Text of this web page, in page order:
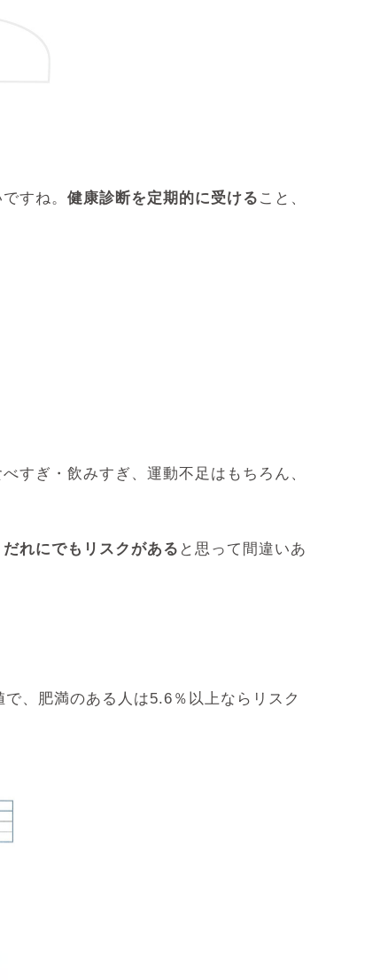
すね。健康診断を定期的に受ける こと、
すぎ・飲みすぎ、運動不足はもちろん、
だれにでもリスクがある と思って間違いあ
、肥満のある人は5.6％以上ならリスク